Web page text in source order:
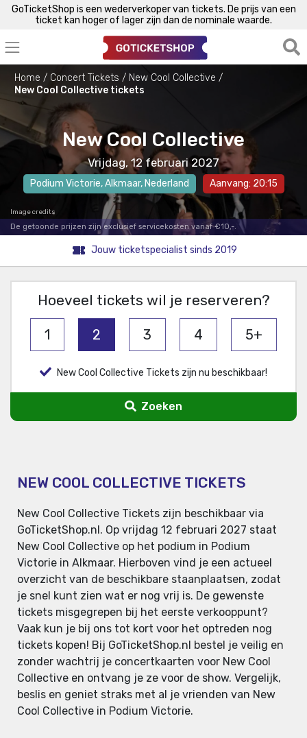
GoTicketShop is een wederverkoper van tickets. De prijs van een
ticket kan hoger of lager zijn dan de nominale waarde.
Home Concert Tickets
New Cool Collective
New Cool Collective tickets
New Cool Collective
Vrijdag, 12 februari 2027
Podium Victorie,Alkmaar, Nederland Aanvang: 20:15
Image credits
De getoonde prijzen zijn exclusief servicekosten vanaf €10,-.
Jouw ticketspecialist sinds 2019
Hoeveel tickets wil je reserveren?
1 2 3 4 5+
New Cool Collective Tickets zijn nu beschikbaar!
Zoeken
NEW COOL COLLECTIVE TICKETS
New Cool Collective Tickets zijn beschikbaar via
GoTicketShop.nl. Op vrijdag 12 februari 2027 staat
New Cool Collective op het podium in Podium
Victorie in Alkmaar. Hierboven vind je een actueel
overzicht van de beschikbare staanplaatsen, zodat
je snel kunt zien wat er nog vrij is. De gewenste
tickets misgegrepen bij het eerste verkooppunt?
Vaak kun je bij ons tot kort voor het optreden nog
tickets kopen! Bij GoTicketShop.nl bestel je veilig en
zonder wachtrij je concertkaarten voor New Cool
Collective en ontvang je ze voor de show. Vergelijk,
beslis en geniet straks met al je vrienden van New
Cool Collective in Podium Victorie.